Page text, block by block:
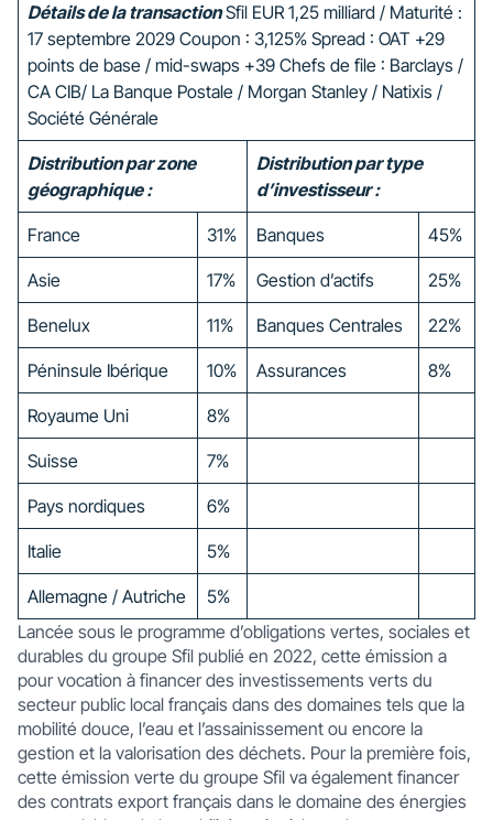
Détails de la transactionSfil EUR 1,25 milliard / Maturité :
17 septembre 2029 Coupon : 3,125% Spread : OAT +29
points de base / mid-swaps +39 Chefs de file : Barclays /
CA CIB/ La Banque Postale / Morgan Stanley / Natixis /
Société Générale
Distribution par zone
géographique :
Distribution par type
d’investisseur :
France 31% Banques 45%
Asie 17% Gestion d’actifs 25%
Benelux 11% Banques Centrales 22%
Péninsule Ibérique 10% Assurances 8%
Royaume Uni 8%
Suisse 7%
Pays nordiques 6%
Italie 5%
Allemagne / Autriche
5%
Lancée sous le programme d’obligations vertes, sociales et
durables du groupe Sfil publié en 2022, cette émission a
pour vocation à financer des investissements verts du
secteur public local français dans des domaines tels que la
mobilité douce, l’eau et l’assainissement ou encore la
gestion et la valorisation des déchets. Pour la première fois,
cette émission verte du groupe Sfil va également financer
des contrats export français dans le domaine des énergies